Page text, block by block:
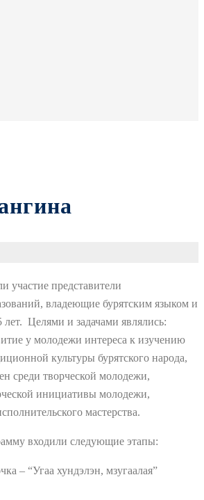
участие представители
владеющие бурятским языком и
лет. Целями и задачами являлись:
у молодежи интереса к изучению
культуры бурятского народа,
среди творческой молодежи,
инициативы молодежи,
мастерства.
входили следующие этапы:
– “Угаа хундэлэн, мзугаалая”